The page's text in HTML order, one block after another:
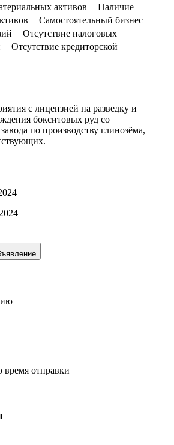
активов
Наличие
Самостоятельный бизнес
Отсутствие налоговых
Отсутствие кредиторской
с лицензией на разведку и
бокситовых руд со
по производству глинозёма,
отправки